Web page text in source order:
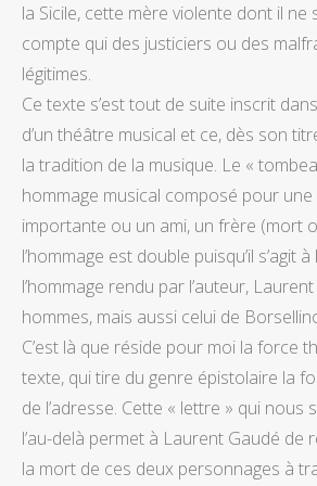
la Sicile, cette mère violente dont il ne
compte qui des justiciers ou des
légitimes.
Ce texte s’est tout de suite inscrit
d’un théâtre musical et ce, dès son
la tradition de la musique. Le «
hommage musical composé pour
importante ou un ami, un frère (mort
l’hommage est double puisqu’il s’agit
l’hommage rendu par l’auteur,
hommes, mais aussi celui de
C’est là que réside pour moi la force
texte, qui tire du genre épistolaire la
de l’adresse. Cette « lettre » qui nous
l’au-delà permet à Laurent Gaudé de
la mort de ces deux personnages à